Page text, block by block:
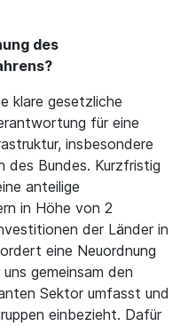
des
klare gesetzliche
für eine
insbesondere
des Bundes. Kurzfristig
anteilige
in Höhe von 2
der Länder in
eine Neuordnung
gemeinsam den
Sektor umfasst und
einbezieht. Dafür